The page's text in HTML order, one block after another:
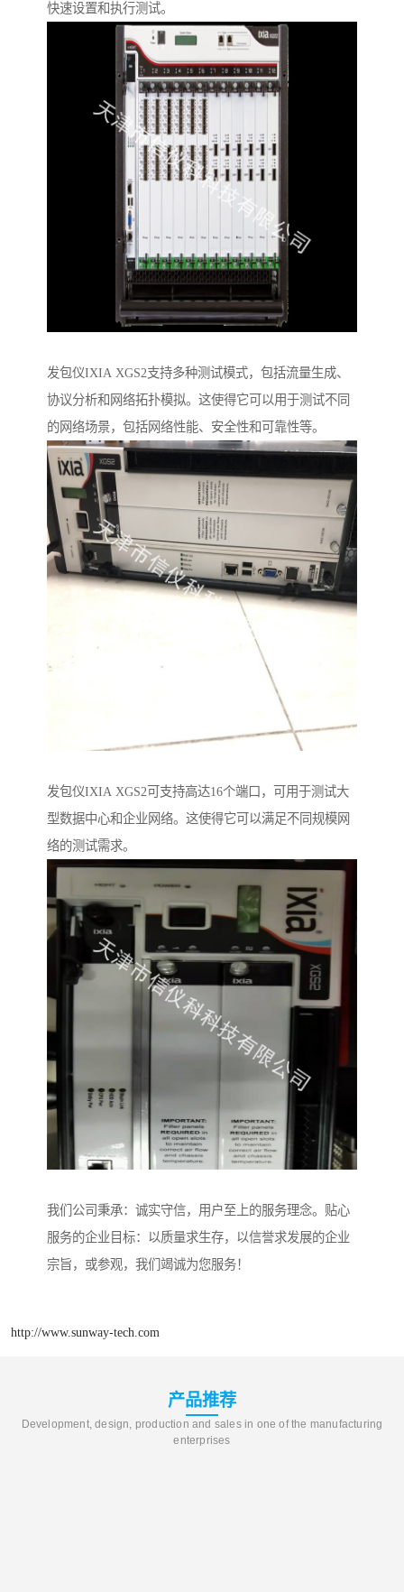
快速设置和执行测试。
发包仪IXIA XGS2支持多种测试模式，包括流量生成、
协议分析和网络拓扑模拟。这使得它可以用于测试不同
的网络场景，包括网络性能、安全性和可靠性等。
发包仪IXIA XGS2可支持高达16个端口，可用于测试大
型数据中心和企业网络。这使得它可以满足不同规模网
络的测试需求。
我们公司秉承：诚实守信，用户至上的服务理念。贴心
服务的企业目标：以质量求生存，以信誉求发展的企业
宗旨，或参观，我们竭诚为您服务！
http://www.sunway-tech.com
产品推荐
Development, design, production and sales in one of the manufacturing
enterprises